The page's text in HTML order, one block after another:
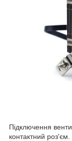
Підключення
контактний